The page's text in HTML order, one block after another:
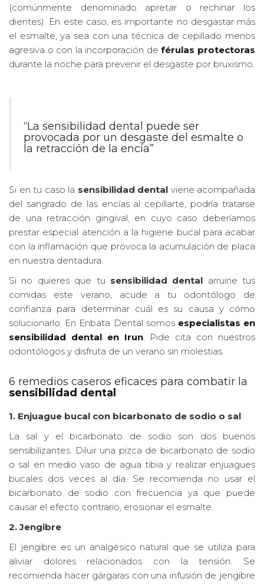
(comúnmente denominado apretar o rechinar los
dientes). En este caso, es importante no desgastar más
el esmalte, ya sea con una técnica de cepillado menos
agresiva o con la incorporación deférulas protectoras
durante la noche para prevenir el desgaste por bruxismo.
“La sensibilidad dental puede ser
provocada por un desgaste del esmalte o
la retracción de la encía”
Si en tu caso la sensibilidad dental viene acompañada
del sangrado de las encías al cepillarte, podría tratarse
de una retracción gingival, en cuyo caso deberíamos
prestar especial atención a la higiene bucal para acabar
con la inflamación que provoca la acumulación de placa
en nuestra dentadura.
Si no quieres que tu sensibilidad dental arruine tus
comidas este verano, acude a tu odontólogo de
confianza para determinar cuál es su causa y cómo
solucionarlo. En Enbata Dental somosespecialistas en
sensibilidad dental en Irun. Pide cita con nuestros
odontólogos y disfruta de un verano sin molestias.
6 remedios caseros eficaces para combatir la
sensibilidad dental
1. Enjuague bucal con bicarbonato de sodio o sal
La sal y el bicarbonato de sodio son dos buenos
sensibilizantes. Diluir una pizca de bicarbonato de sodio
o sal en medio vaso de agua tibia y realizar enjuagues
bucales dos veces al día. Se recomienda no usar el
bicarbonato de sodio con frecuencia ya que puede
causar el efecto contrario, erosionar el esmalte.
2. Jengibre
El jengibre es un analgésico natural que se utiliza para
aliviar dolores relacionados con la tensión. Se
recomienda hacer gárgaras con una infusión de jengibre